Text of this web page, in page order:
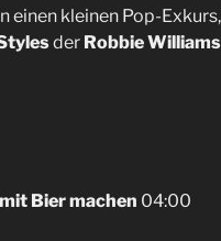
einen kleinen Pop-
der Robbie Williams
Bier machen 04:00